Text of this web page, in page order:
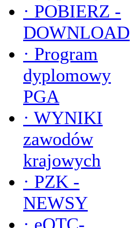
· POBIERZ -
DOWNLOAD
· Program
dyplomowy
PGA
· WYNIKI
zawodów
krajowych
· PZK -
NEWSY